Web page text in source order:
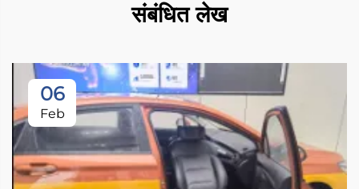
संबंधित लेख
06
Feb